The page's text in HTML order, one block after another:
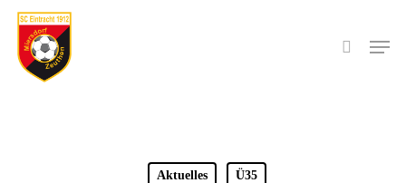
Skip
main
content
search
Menu
Aktuelles Ü35